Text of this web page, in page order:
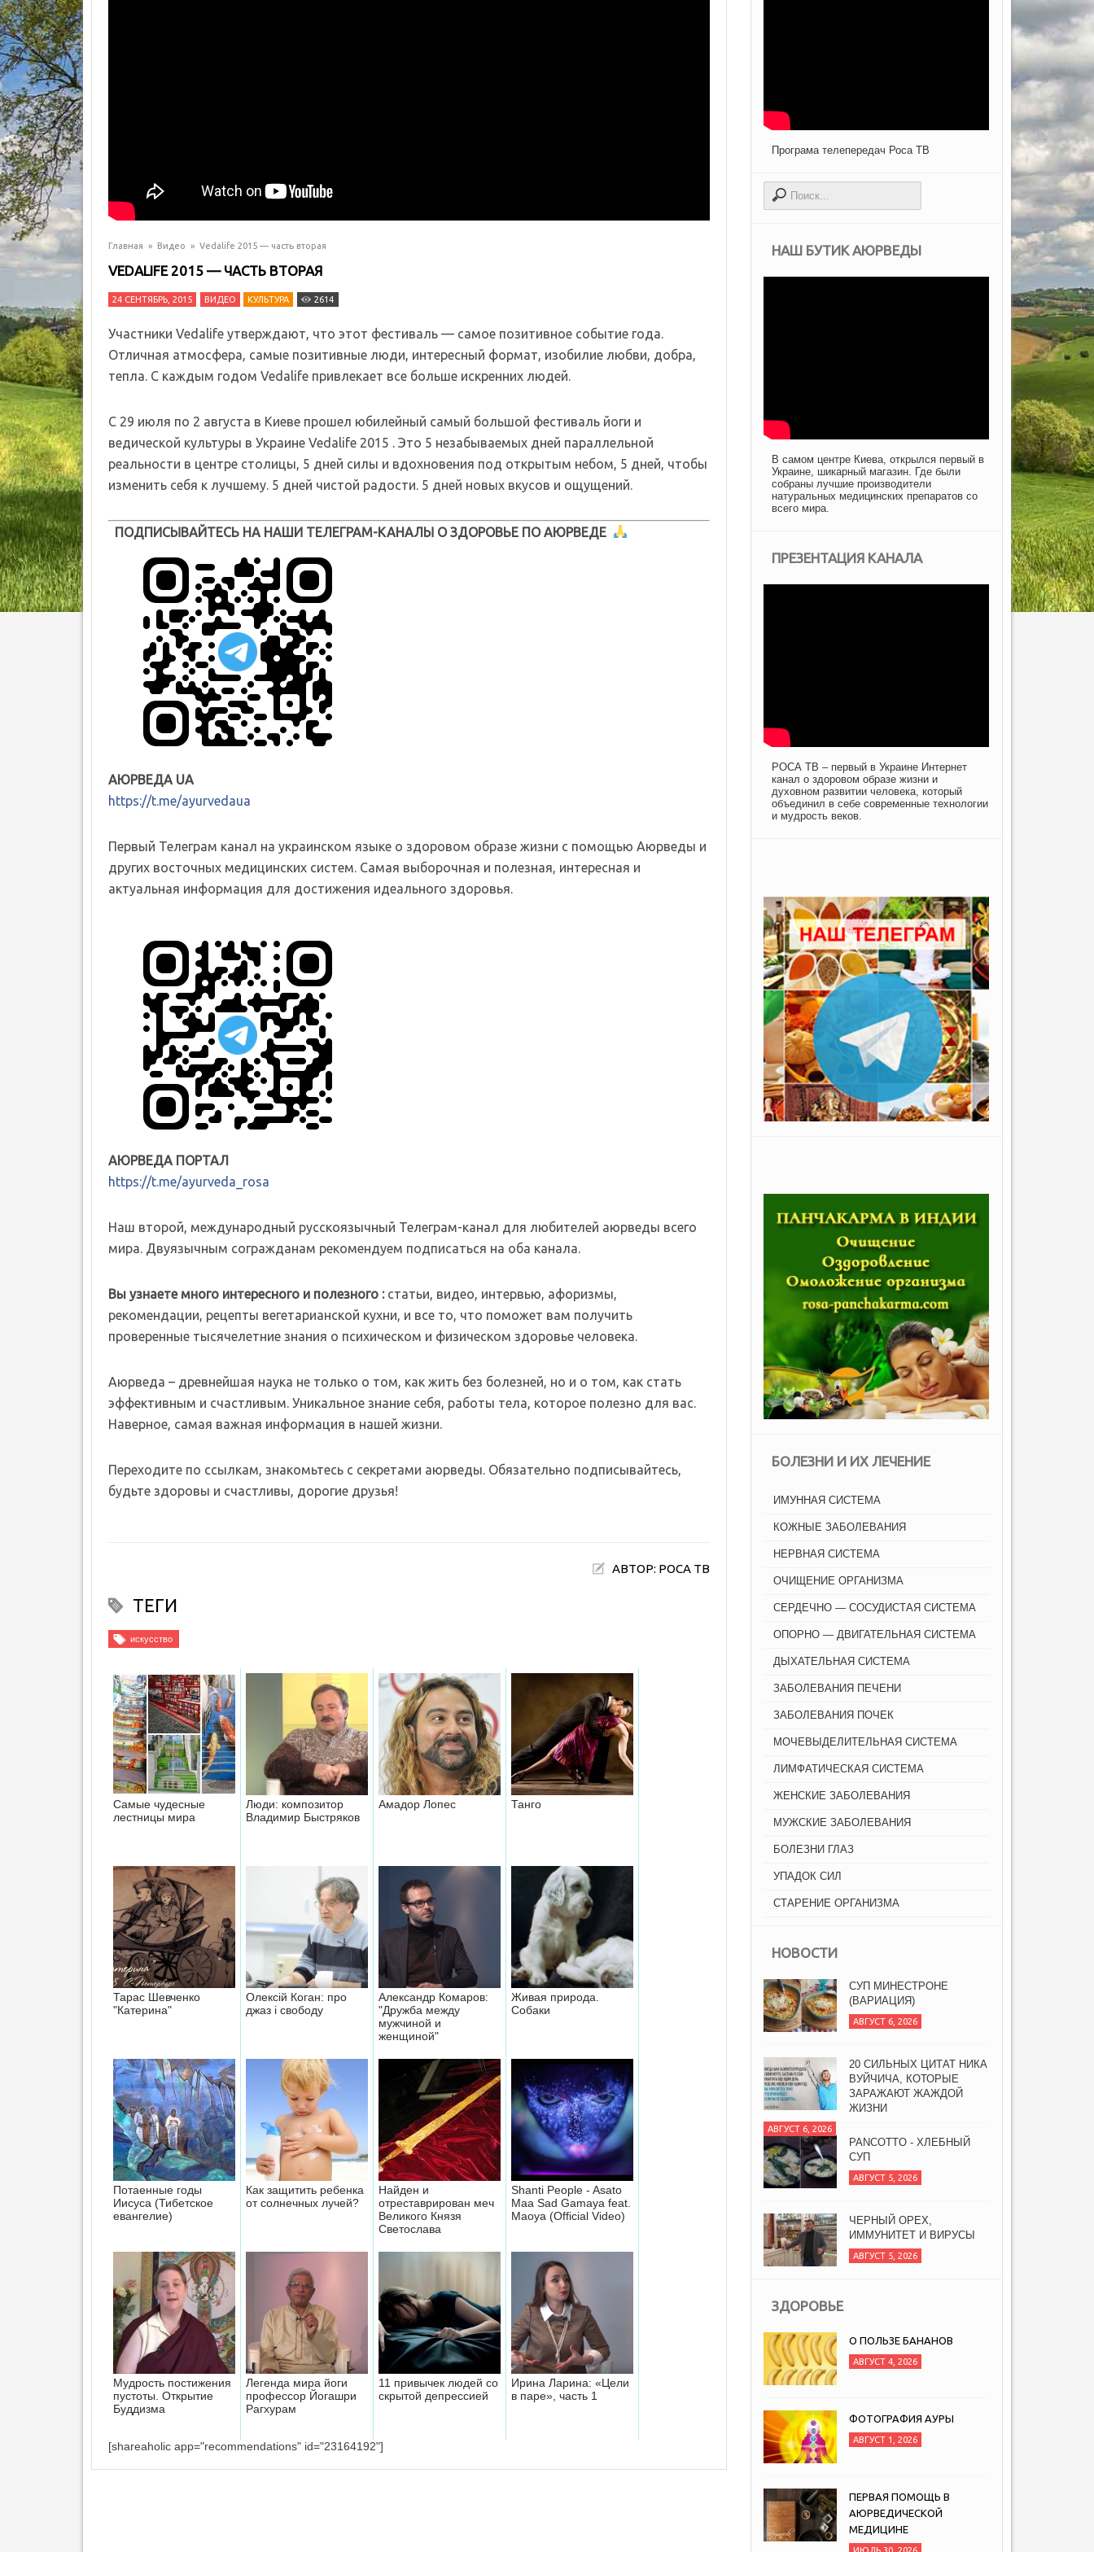
Главная » Видео » Vedalife 2015 — часть вторая
VEDALIFE 2015 — ЧАСТЬ ВТОРАЯ
24 СЕНТЯБРЬ, 2015 ВИДЕО КУЛЬТУРА 2614
Участники Vedalife утверждают, что этот фестиваль — самое позитивное событие года.
Отличная атмосфера, самые позитивные люди, интересный формат, изобилие любви, добра,
тепла. С каждым годом Vedalife привлекает все больше искренних людей.
С 29 июля по 2 августа в Киеве прошел юбилейный самый большой фестиваль йоги и
ведической культуры в Украине Vedalife 2015 . Это 5 незабываемых дней параллельной
реальности в центре столицы, 5 дней силы и вдохновения под открытым небом, 5 дней, чтобы
изменить себя к лучшему. 5 дней чистой радости. 5 дней новых вкусов и ощущений.
ПОДПИСЫВАЙТЕСЬ НА НАШИ ТЕЛЕГРАМ-КАНАЛЫ О ЗДОРОВЬЕ ПО АЮРВЕДЕ
АЮРВЕДА UA
https://t.me/ayurvedaua
Первый Телеграм канал на украинском языке о здоровом образе жизни с помощью Аюрведы и
других восточных медицинских систем. Самая выборочная и полезная, интересная и
актуальная информация для достижения идеального здоровья.
АЮРВЕДА ПОРТАЛ
https://t.me/ayurveda_rosa
Наш второй, международный русскоязычный Телеграм-канал для любителей аюрведы всего
мира. Двуязычным согражданам рекомендуем подписаться на оба канала.
Вы узнаете много интересного и полезного : статьи, видео, интервью, афоризмы,
рекомендации, рецепты вегетарианской кухни, и все то, что поможет вам получить
проверенные тысячелетние знания о психическом и физическом здоровье человека.
Аюрведа – древнейшая наука не только о том, как жить без болезней, но и о том, как стать
эффективным и счастливым. Уникальное знание себя, работы тела, которое полезно для вас.
Наверное, самая важная информация в нашей жизни.
Переходите по ссылкам, знакомьтесь с секретами аюрведы. Обязательно подписывайтесь,
будьте здоровы и счастливы, дорогие друзья!
АВТОР: РОСА ТВ
ТЕГИ
искусство
Самые чудесные
лестницы мира
Люди: композитор
Владимир Быстряков
Амадор Лопес Танго
Тарас Шевченко
"Катерина"
Олексій Коган: про
джаз і свободу
Александр Комаров:
"Дружба между
мужчиной и
женщиной"
Живая природа.
Собаки
Потаенные годы
Иисуса (Тибетское
евангелие)
Как защитить ребенка
от солнечных лучей?
Найден и
отреставрирован меч
Великого Князя
Светослава
Shanti People - Asato
Maa Sad Gamaya feat.
Maoya (Official Video)
Мудрость постижения
пустоты. Открытие
Буддизма
Легенда мира йоги
профессор Йогашри
Рагхурам
11 привычек людей со
скрытой депрессией
Ирина Ларина: «Цели
в паре», часть 1
[shareaholic app="recommendations" id="23164192"]
Програма телепередач Роса ТВ
НАШ БУТИК АЮРВЕДЫ
В самом центре Киева, открылся первый в
Украине, шикарный магазин. Где были
собраны лучшие производители
натуральных медицинских препаратов со
всего мира.
ПРЕЗЕНТАЦИЯ КАНАЛА
РОСА ТВ – первый в Украине Интернет
канал о здоровом образе жизни и
духовном развитии человека, который
объединил в себе современные технологии
и мудрость веков.
БОЛЕЗНИ И ИХ ЛЕЧЕНИЕ
ИМУННАЯ СИСТЕМА
КОЖНЫЕ ЗАБОЛЕВАНИЯ
НЕРВНАЯ СИСТЕМА
ОЧИЩЕНИЕ ОРГАНИЗМА
СЕРДЕЧНО — СОСУДИСТАЯ СИСТЕМА
ОПОРНО — ДВИГАТЕЛЬНАЯ СИСТЕМА
ДЫХАТЕЛЬНАЯ СИСТЕМА
ЗАБОЛЕВАНИЯ ПЕЧЕНИ
ЗАБОЛЕВАНИЯ ПОЧЕК
МОЧЕВЫДЕЛИТЕЛЬНАЯ СИСТЕМА
ЛИМФАТИЧЕСКАЯ СИСТЕМА
ЖЕНСКИЕ ЗАБОЛЕВАНИЯ
МУЖСКИЕ ЗАБОЛЕВАНИЯ
БОЛЕЗНИ ГЛАЗ
УПАДОК СИЛ
СТАРЕНИЕ ОРГАНИЗМА
НОВОСТИ
СУП МИНЕСТРОНЕ
(ВАРИАЦИЯ)
АВГУСТ 6, 2026
20 СИЛЬНЫХ ЦИТАТ НИКА
ВУЙЧИЧА, КОТОРЫЕ
ЗАРАЖАЮТ ЖАЖДОЙ
ЖИЗНИ
АВГУСТ 6, 2026
PANCOTTO - ХЛЕБНЫЙ
СУП
АВГУСТ 5, 2026
ЧЕРНЫЙ ОРЕХ,
ИММУНИТЕТ И ВИРУСЫ
АВГУСТ 5, 2026
ЗДОРОВЬЕ
О ПОЛЬЗЕ БАНАНОВ
АВГУСТ 4, 2026
ФОТОГРАФИЯ АУРЫ
АВГУСТ 1, 2026
ПЕРВАЯ ПОМОЩЬ В
АЮРВЕДИЧЕСКОЙ
МЕДИЦИНЕ